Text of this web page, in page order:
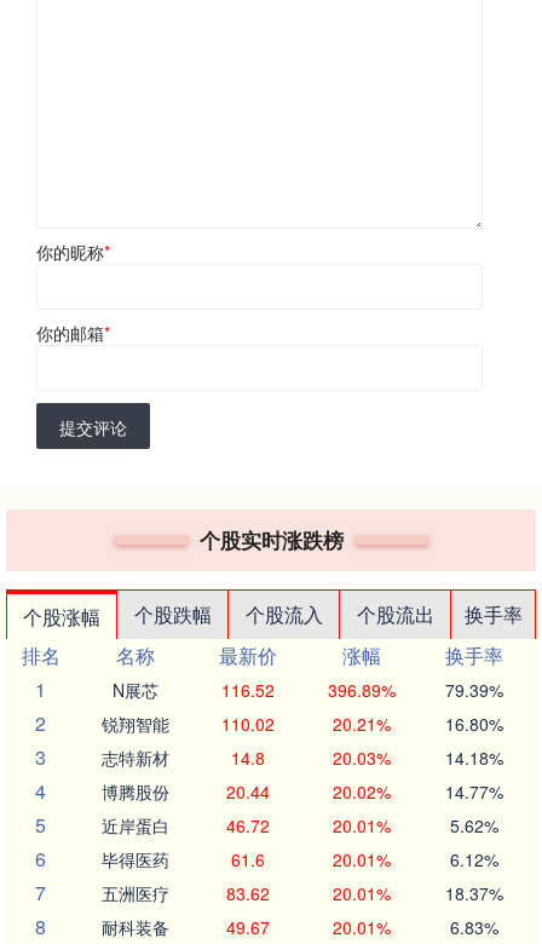
你的昵称*
你的邮箱*
提交评论
个股实时涨跌榜
个股涨幅 个股跌幅 个股流入 个股流出
换手率
排名
名称 最新价 涨幅
换手率
1
N展芯 116.52 396.89% 79.39%
2 锐翔智能 110.02 20.21% 16.80%
3 志特新材 14.8 20.03% 14.18%
4 博腾股份 20.44 20.02% 14.77%
5 近岸蛋白 46.72 20.01% 5.62%
6 毕得医药 61.6 20.01% 6.12%
7 五洲医疗 83.62 20.01% 18.37%
8 耐科装备 49.67 20.01% 6.83%